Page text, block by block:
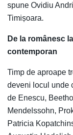
spune Ovidiu
Timișoara.
De la românesc
contemporan
Timp de aproape
deveni locul unde
de Enescu,
Mendelssohn,
Patricia